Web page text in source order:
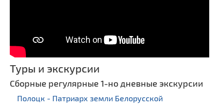
Туры и экскурсии
Сборные регулярные 1-но дневные экскурсии
Полоцк - Патриарх земли Белорусской